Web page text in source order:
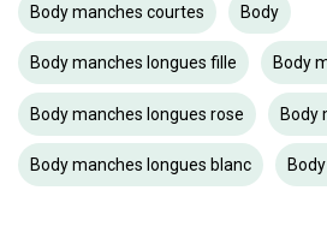
Body manches courtes Body
Body manches longues fille Body
Body manches longues rose Body
Body manches longues blanc